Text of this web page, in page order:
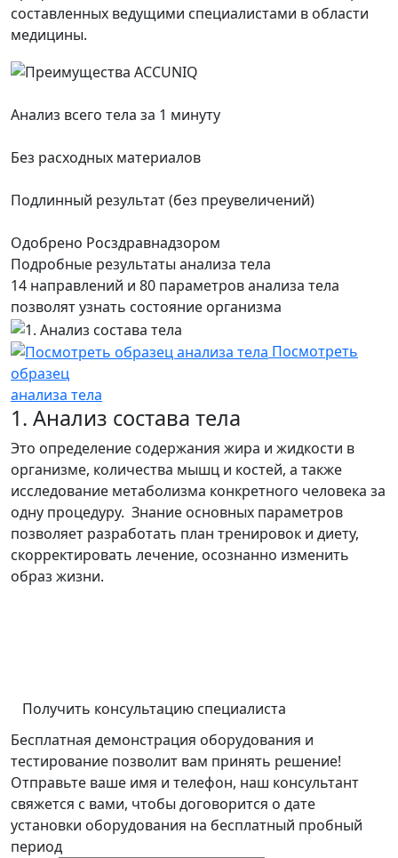
составленных ведущими специалистами в области
медицины.
Анализ всего тела за 1 минуту
Без расходных материалов
Подлинный результат (без преувеличений)
Одобрено Росздравнадзором
Подробные результаты анализа тела
14 направлений и 80 параметров анализа тела
позволят узнать состояние организма
Посмотреть
образец
анализа тела
1. Анализ состава тела
Это определение содержания жира и жидкости в
организме, количества мышц и костей, а также
исследование метаболизма конкретного человека за
одну процедуру. Знание основных параметров
позволяет разработать план тренировок и диету,
скорректировать лечение, осознанно изменить
образ жизни.
Получить консультацию специалиста
Бесплатная демонстрация оборудования и
тестирование позволит вам принять решение!
Отправьте ваше имя и телефон, наш консультант
свяжется с вами, чтобы договорится о дате
установки оборудования на бесплатный пробный
период